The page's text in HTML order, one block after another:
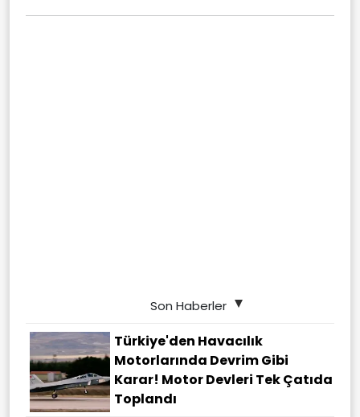
Son Haberler
Türkiye'den Havacılık
Motorlarında Devrim Gibi
Karar! Motor Devleri Tek Çatıda
Toplandı